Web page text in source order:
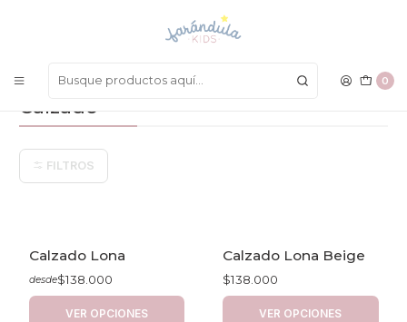
0
LAS MEJORES PRENDAS A UN SOLO CLICK
Calzado
FILTROS
Calzado Lona
desde$138.000
VER OPCIONES
Calzado Lona Beige
$138.000
VER OPCIONES